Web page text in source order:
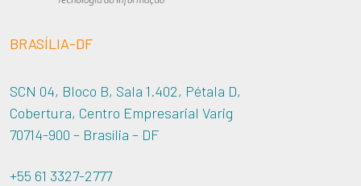
BRASÍLIA-DF
SCN 04, Bloco B, Sala 1.402, Pétala D,
Cobertura, Centro Empresarial Varig
70714-900 – Brasília – DF
+55 61 3327-2777